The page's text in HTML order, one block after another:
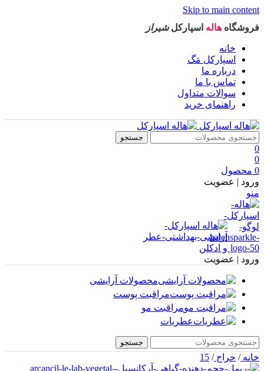
Skip to main content
فروشگاه هاله اسپارکلشیراز
خانه
اسپارکل مَگ
درباره ما
تماس با ما
سوالات متداول
راهنمای خرید
جستجو
0
0
0 محصول
ورود | عضویت
منو
ورود | عضویت
محصولات آرایشی
مراقبت پوست
مراقبت مو
عطریات
جستجو
خانه/ حراج/
15